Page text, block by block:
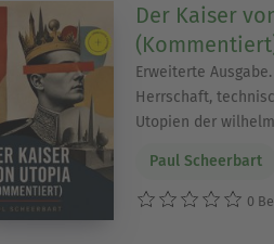
Der Kaiser
Erweiterte
Herrschaft,
Utopien der
Paul Scheerbart
0